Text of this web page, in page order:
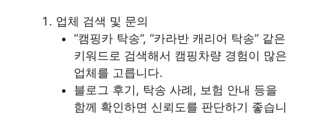
업체 검색 및 문의
“캠핑카 탁송”, “카라반 캐리어 탁송” 같은
키워드로 검색해서 캠핑차량 경험이 많은
업체를 고릅니다.
블로그 후기, 탁송 사례, 보험 안내 등을
함께 확인하면 신뢰도를 판단하기 좋습니